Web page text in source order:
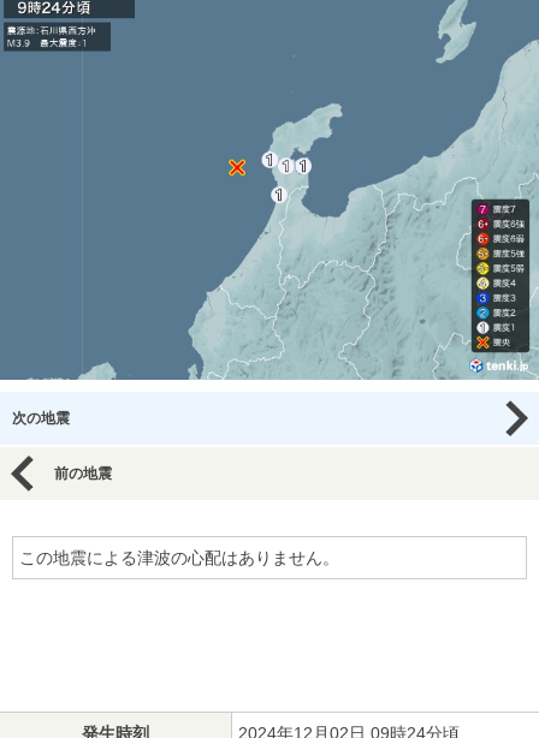
次の地震
前の地震
この地震による津波の心配はありません。
発生時刻 2024年12月02日 09時24分頃